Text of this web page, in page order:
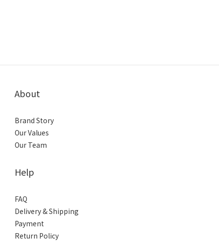
About
Brand Story
Our Values
Our Team
Help
FAQ
Delivery & Shipping
Payment
Return Policy